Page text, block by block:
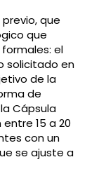
que
que
el
solicitado en
de la
de
Cápsula
15 a 20
con un
se ajuste a